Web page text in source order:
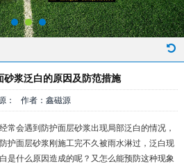
砂浆泛白的原因及防范措施
： 作者：鑫磁源
常会遇到防护面层砂浆出现局部泛白的情况，
护面层砂浆刚施工完不久被雨水淋过，泛白现
是什么原因造成的呢？又怎么能预防这种现象